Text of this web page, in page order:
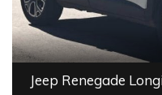
Jeep Renegade